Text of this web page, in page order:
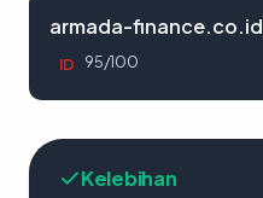
armada-finance.co.id
ID 95/100
Kelebihan